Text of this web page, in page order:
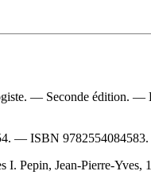
— Seconde édition.
— ISBN 9782554084583.
Pepin, Jean-Pierre-Yves,